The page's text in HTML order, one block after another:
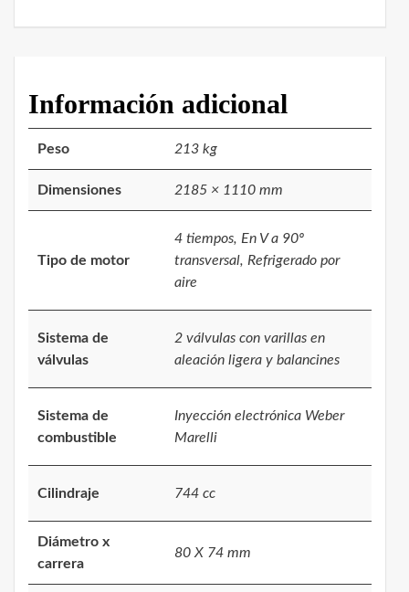
Información adicional
Peso 213 kg
Dimensiones 2185 × 1110 mm
Tipo de motor
4 tiempos, En V a 90º
transversal, Refrigerado por
aire
Sistema de
válvulas
2 válvulas con varillas en
aleación ligera y balancines
Sistema de
combustible
Inyección electrónica Weber
Marelli
Cilindraje 744 cc
Diámetro x
carrera
80 X 74 mm